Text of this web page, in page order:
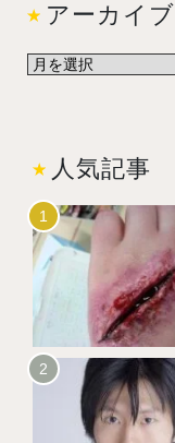
アーカイブ
人気記事